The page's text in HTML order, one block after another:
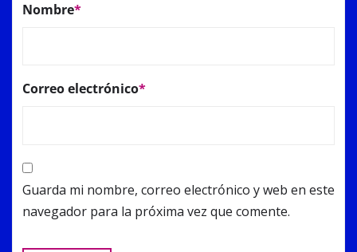
Nombre*
Correo electrónico*
Guarda mi nombre, correo electrónico y web en este
navegador para la próxima vez que comente.